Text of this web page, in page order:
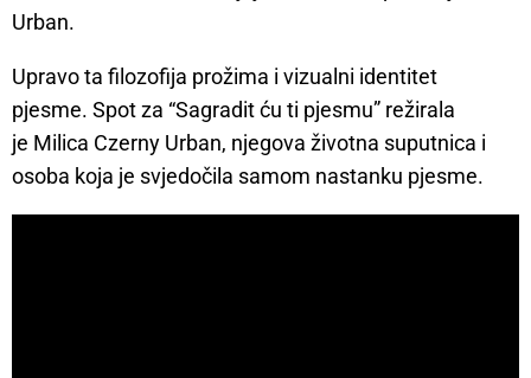
Urban.
Upravo ta filozofija prožima i vizualni identitet
pjesme. Spot za “Sagradit ću ti pjesmu” režirala
je Milica Czerny Urban, njegova životna suputnica i
osoba koja je svjedočila samom nastanku pjesme.